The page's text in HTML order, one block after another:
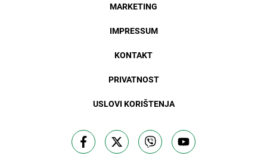
MARKETING
IMPRESSUM
KONTAKT
PRIVATNOST
USLOVI KORIŠTENJA